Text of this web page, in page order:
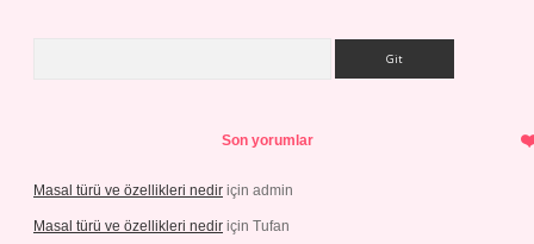
Son yorumlar
Masal türü ve özellikleri nedir için admin
Masal türü ve özellikleri nedir için Tufan